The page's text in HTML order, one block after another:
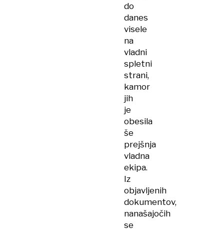
do
danes
visele
na
vladni
spletni
strani,
kamor
jih
je
obesila
še
prejšnja
vladna
ekipa.
Iz
objavljenih
dokumentov,
nanašajočih
se